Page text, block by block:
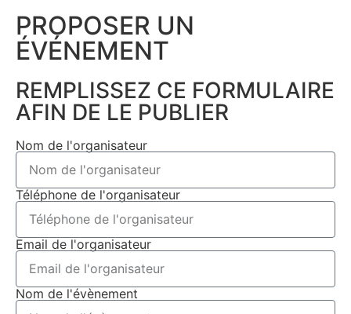
PROPOSER UN
ÉVÉNEMENT​
REMPLISSEZ CE FORMULAIRE
AFIN DE LE PUBLIER
Nom de l'organisateur
Téléphone de l'organisateur
Email de l'organisateur
Nom de l'évènement